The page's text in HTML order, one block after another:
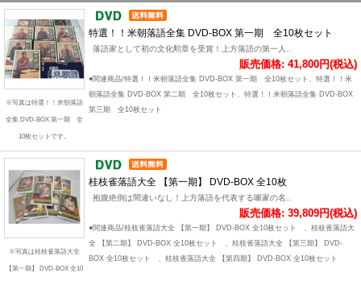
※写真は特選！！米朝落語
全集 DVD-BOX 第一期 全
10枚セットです。
特選！！米朝落語全集 DVD-BOX 第一期 全10枚セット
落語家として初の文化勲章を受賞！上方落語の第一人..
販売価格: 41,800円(税込)
●関連商品/特選！！米朝落語全集 DVD-BOX 第一期 全10枚セット、特選！！米
朝落語全集 DVD-BOX 第二期 全10枚セット、特選！！米朝落語全集 DVD-BOX
第三期 全10枚セット
※写真は桂枝雀落語大全
【第一期】 DVD-BOX 全10
桂枝雀落語大全 【第一期】 DVD-BOX 全10枚
抱腹絶倒は間違いなし！上方落語を代表する噺家の名..
販売価格: 39,809円(税込)
●関連商品/桂枝雀落語大全 【第一期】 DVD-BOX 全10枚セット 、桂枝雀落語大
全 【第二期】 DVD-BOX 全10枚セット 、桂枝雀落語大全 【第三期】 DVD-
BOX 全10枚セット 、桂枝雀落語大全 【第四期】 DVD-BOX 全10枚セット